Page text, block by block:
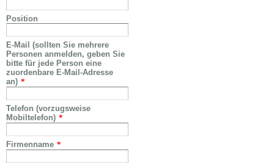
Position
E-Mail (sollten Sie mehrere
Personen anmelden, geben Sie
bitte für jede Person eine
zuordenbare E-Mail-Adresse
an) *
Telefon (vorzugsweise
Mobiltelefon) *
Firmenname *